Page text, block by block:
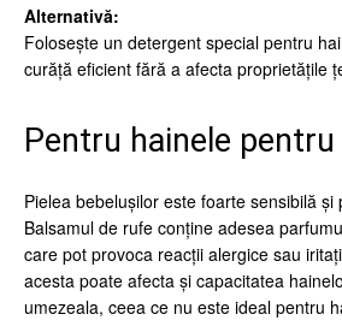
Alternativă:
Folosește un detergent special pentru
curăță eficient fără a afecta proprietățile
Pentru hainele
Pielea bebelușilor este foarte sensibilă și
Balsamul de rufe conține adesea
care pot provoca reacții alergice sau
acesta poate afecta și capacitatea
umezeala, ceea ce nu este ideal pentru